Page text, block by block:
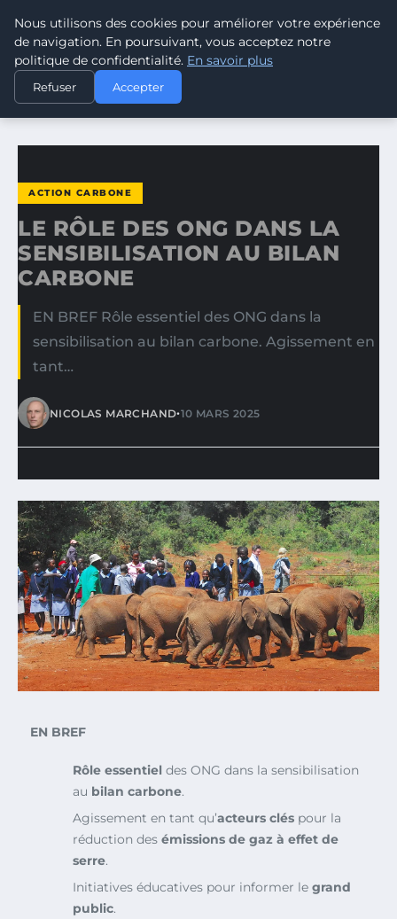
CLIMATE RESPONSE BLOG
ACCUEIL
ACTION CARBONE
LE RÔLE DES ONG DANS LA SENSIBILISATION AU BILAN…
ACTION CARBONE
LE RÔLE DES ONG DANS LA
SENSIBILISATION AU BILAN
CARBONE
EN BREF Rôle essentiel des ONG dans la
sensibilisation au bilan carbone. Agissement en
tant…
NICOLAS MARCHAND•10 MARS 2025
EN BREF
Rôle essentiel des ONG dans la sensibilisation
au bilan carbone.
Agissement en tant qu’acteurs clés pour la
réduction des émissions de gaz à effet de
serre.
Initiatives éducatives pour informer le grand
public.
Nous utilisons des cookies pour améliorer votre expérience
de navigation. En poursuivant, vous acceptez notre
politique de confidentialité. En savoir plus
Refuser Accepter